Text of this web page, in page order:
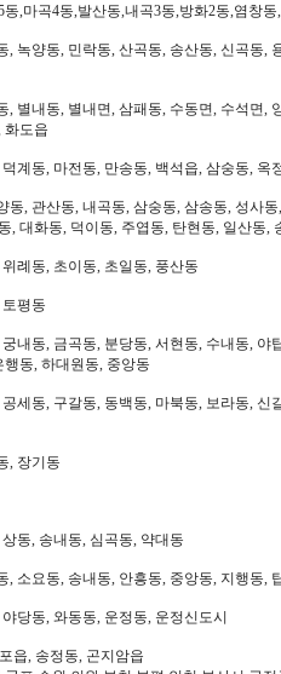
,마곡4동,발산동,내곡3동,방화2동,염창동
, 녹양동, 민락동, 산곡동, 송산동, 신곡동,
, 별내동, 별내면, 삼패동, 수동면, 수석면,
화도읍
계동, 마전동, 만송동, 백석읍, 삼숭동, 옥
동, 관산동, 내곡동, 삼숭동, 삼송동, 성사
, 대화동, 덕이동, 주엽동, 탄현동, 일산동,
례동, 초이동, 초일동, 풍산동
평동
내동, 금곡동, 분당동, 서현동, 수내동,
동, 하대원동, 중앙동
세동, 구갈동, 동백동, 마북동, 보라동,
, 장기동
동, 송내동, 심곡동, 약대동
, 소요동, 송내동, 안흥동, 중앙동, 지행동,
당동, 와동동, 운정동, 운정신도시
읍, 송정동, 곤지암읍